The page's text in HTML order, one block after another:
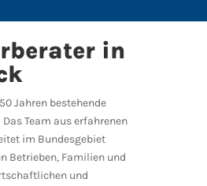
in
Jahren bestehende
Team aus erfahrenen
im Bundesgebiet
Betrieben, Familien und
und